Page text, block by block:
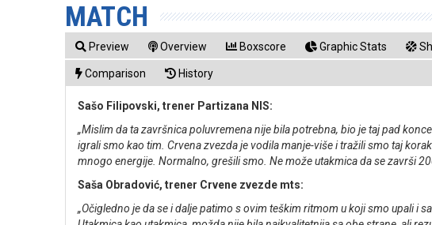
MATCH
Preview Overview Boxscore Graphic Stats
Comparison History
Sašo Filipovski, trener Partizana NIS:
„Mislim da ta završnica poluvremena nije bila potrebna, bio je taj pad
igrali smo kao tim. Crvena zvezda je vodila manje-više i tražili smo taj
mnogo energije. Normalno, grešili smo. Ne može utakmica da se završi
Saša Obradović, trener Crvene zvezde mts:
„Očigledno je da se i dalje patimo s ovim teškim ritmom u koji smo upali i